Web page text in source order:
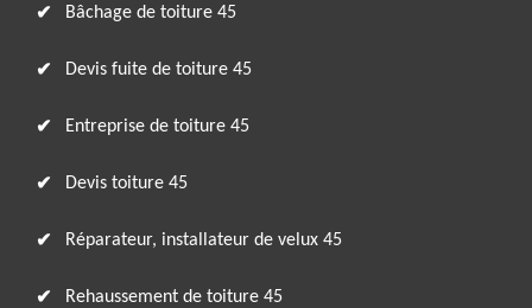
Bâchage de toiture 45
Devis fuite de toiture 45
Entreprise de toiture 45
Devis toiture 45
Réparateur, installateur de velux 45
Rehaussement de toiture 45